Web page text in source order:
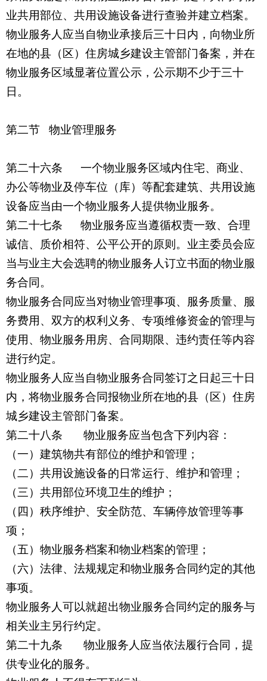
业共用部位、共用设施设备进行查验并建立档案。
物业服务人应当自物业承接后三十日内，向物业所
在地的县（区）住房城乡建设主管部门备案，并在
物业服务区域显著位置公示，公示期不少于三十
日。
第二节 物业管理服务
第二十六条
一个物业服务区域内住宅、商业、
办公等物业及停车位（库）等配套建筑、共用设施
设备应当由一个物业服务人提供物业服务。
第二十七条 物业服务应当遵循权责一致、合理
诚信、质价相符、公平公开的原则。业主委员会应
当与业主大会选聘的物业服务人订立书面的物业服
务合同。
物业服务合同应当对物业管理事项、服务质量、服
务费用、双方的权利义务、专项维修资金的管理与
使用、物业服务用房、合同期限、违约责任等内容
进行约定。
物业服务人应当自物业服务合同签订之日起三十日
内，将物业服务合同报物业所在地的县（区）住房
城乡建设主管部门备案。
第二十八条 物业服务应当包含下列内容：
（一）建筑物共有部位的维护和管理；
（二）共用设施设备的日常运行、维护和管理；
（三）共用部位环境卫生的维护；
（四）秩序维护、安全防范、车辆停放管理等事
项；
（五）物业服务档案和物业档案的管理；
（六）法律、法规规定和物业服务合同约定的其他
事项。
物业服务人可以就超出物业服务合同约定的服务与
相关业主另行约定。
第二十九条 物业服务人应当依法履行合同，提
供专业化的服务。